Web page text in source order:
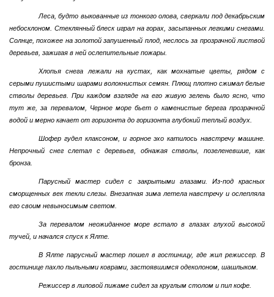
Леса, будто выкованные из тонкого олова, сверкали под декабрьским
небосклоном. Стеклянный блеск играл на горах, засыпанных легкими снегами.
Солнце, похожее на золотой запушенный плод, неслось за прозрачной листвой
деревьев, зажигая в ней ослепительные пожары.
Хлопья снега лежали на кустах, как мохнатые цветы, рядом с
серыми пушистыми шарами волокнистых семян. Плющ плотно сжимал белые
стволы деревьев. При каждом взгляде на его живую зелень было ясно, что
тут же, за перевалом, Черное море бьет о каменистые берега прозрачной
водой и мерно качает от горизонта до горизонта глубокий теплый воздух.
Шофер гудел клаксоном, и горное эхо катилось навстречу машине.
Непрочный снег слетал с деревьев, обнажая стволы, позеленевшие, как
бронза.
Парусный мастер сидел с закрытыми глазами. Из-под красных
сморщенных век текли слезы. Внезапная зима летела навстречу и ослепляла
его своим невыносимым светом.
За перевалом неожиданное море встало в глазах глухой высокой
тучей, и начался спуск к Ялте.
В Ялте парусный мастер пошел в гостиницу, где жил режиссер. В
гостинице пахло пыльными коврами, застоявшимся одеколоном, шашлыком.
Режиссер в лиловой пижаме сидел за круглым столом и пил кофе.